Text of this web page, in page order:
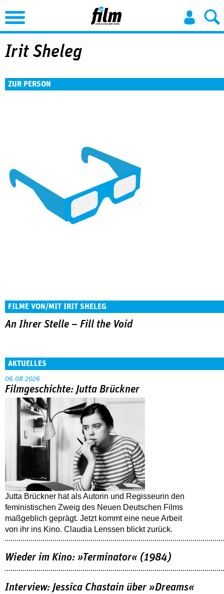
Jump to Navigation
Irit Sheleg
ZUR PERSON
FILME VON/MIT IRIT SHELEG
An Ihrer Stelle – Fill the Void
AKTUELLES
06.08.2026
Filmgeschichte: Jutta Brückner
Jutta Brückner hat als Autorin und Regisseurin den
feministischen Zweig des Neuen Deutschen Films
maßgeblich geprägt. Jetzt kommt eine neue Arbeit
von ihr ins Kino. Claudia Lenssen blickt zurück.
Wieder im Kino: »Terminator« (1984)
Interview: Jessica Chastain über »Dreams«